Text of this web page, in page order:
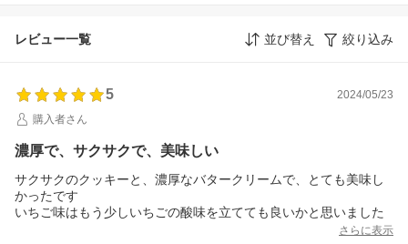
レビュー一覧 並び替え 絞り込み
5
2024/05/23
購入者さん
濃厚で、サクサクで、美味しい
サクサクのクッキーと、濃厚なバタークリームで、とても美味し
かったです
いちご味はもう少しいちごの酸味を立てても良いかと思いました
さらに表示